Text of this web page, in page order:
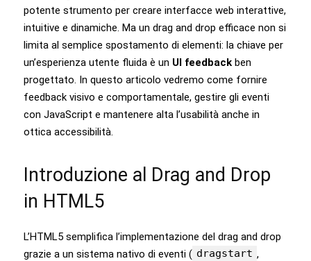
potente strumento per creare interfacce web interattive,
intuitive e dinamiche. Ma un drag and drop efficace non si
limita al semplice spostamento di elementi: la chiave per
un’esperienza utente fluida è un UI feedback ben
progettato. In questo articolo vedremo come fornire
feedback visivo e comportamentale, gestire gli eventi
con JavaScript e mantenere alta l’usabilità anche in
ottica accessibilità.
Introduzione al Drag and Drop
in HTML5
L’HTML5 semplifica l’implementazione del drag and drop
grazie a un sistema nativo di eventi ( dragstart ,